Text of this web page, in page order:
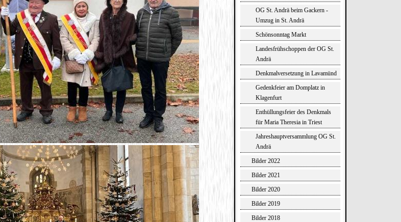
OG St. Andrä beim Gackern -
Umzug in St. Andrä
Schönsonntag Markt
Landesfrühschoppen der OG St.
Andrä
Denkmalversetzung in Lavamünd
Gedenkfeier am Domplatz in
Klagenfurt
Enthüllungsfeier des Denkmals
für Maria Theresia in Triest
Jahreshauptversammlung OG St.
Andrä
Bilder 2022
Bilder 2021
Bilder 2020
Bilder 2019
Bilder 2018